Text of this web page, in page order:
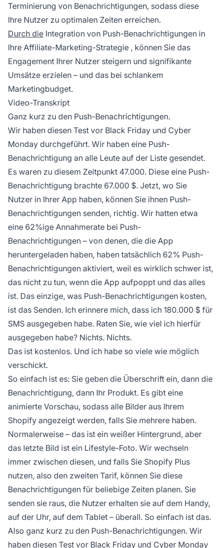
Terminierung von Benachrichtigungen, sodass diese
Ihre Nutzer zu optimalen Zeiten erreichen.
Durch die Integration von Push-Benachrichtigungen in
Ihre Affiliate-Marketing-Strategie , können Sie das
Engagement Ihrer Nutzer steigern und signifikante
Umsätze erzielen – und das bei schlankem
Marketingbudget.
Video-Transkript
Ganz kurz zu den Push-Benachrichtigungen.
Wir haben diesen Test vor Black Friday und Cyber
Monday durchgeführt. Wir haben eine Push-
Benachrichtigung an alle Leute auf der Liste gesendet.
Es waren zu diesem Zeitpunkt 47.000. Diese eine Push-
Benachrichtigung brachte 67.000 $. Jetzt, wo Sie
Nutzer in Ihrer App haben, können Sie ihnen Push-
Benachrichtigungen senden, richtig. Wir hatten etwa
eine 62%ige Annahmerate bei Push-
Benachrichtigungen – von denen, die die App
heruntergeladen haben, haben tatsächlich 62% Push-
Benachrichtigungen aktiviert, weil es wirklich schwer ist,
das nicht zu tun, wenn die App aufpoppt und das alles
ist. Das einzige, was Push-Benachrichtigungen kosten,
ist das Senden. Ich erinnere mich, dass ich 180.000 $ für
SMS ausgegeben habe. Raten Sie, wie viel ich hierfür
ausgegeben habe? Nichts. Nichts.
Das ist kostenlos. Und ich habe so viele wie möglich
verschickt.
So einfach ist es: Sie geben die Überschrift ein, dann die
Benachrichtigung, dann Ihr Produkt. Es gibt eine
animierte Vorschau, sodass alle Bilder aus Ihrem
Shopify angezeigt werden, falls Sie mehrere haben.
Normalerweise – das ist ein weißer Hintergrund, aber
das letzte Bild ist ein Lifestyle-Foto. Wir wechseln
immer zwischen diesen, und falls Sie Shopify Plus
nutzen, also den zweiten Tarif, können Sie diese
Benachrichtigungen für beliebige Zeiten planen. Sie
senden sie raus, die Nutzer erhalten sie auf dem Handy,
auf der Uhr, auf dem Tablet – überall. So einfach ist das.
Also ganz kurz zu den Push-Benachrichtigungen. Wir
haben diesen Test vor Black Friday und Cyber Monday